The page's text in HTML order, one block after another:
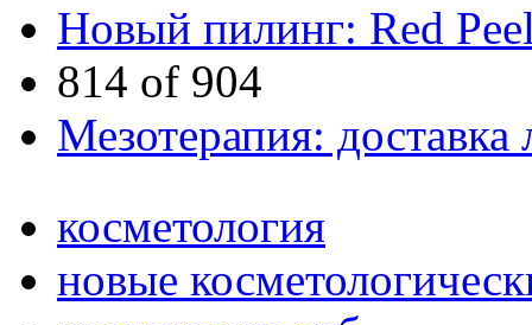
Новый пилинг: Red
814 of 904
Мезотерапия: доставка
косметология
новые